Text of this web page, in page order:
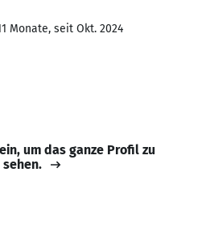
Monate, seit Okt. 2024
um das ganze Profil zu
sehen.